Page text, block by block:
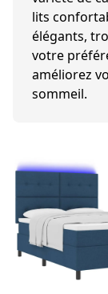
Découvrez
variété de
lits
élégants,
votre